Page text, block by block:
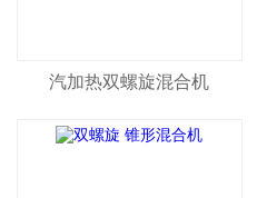
汽加热双螺旋混合机